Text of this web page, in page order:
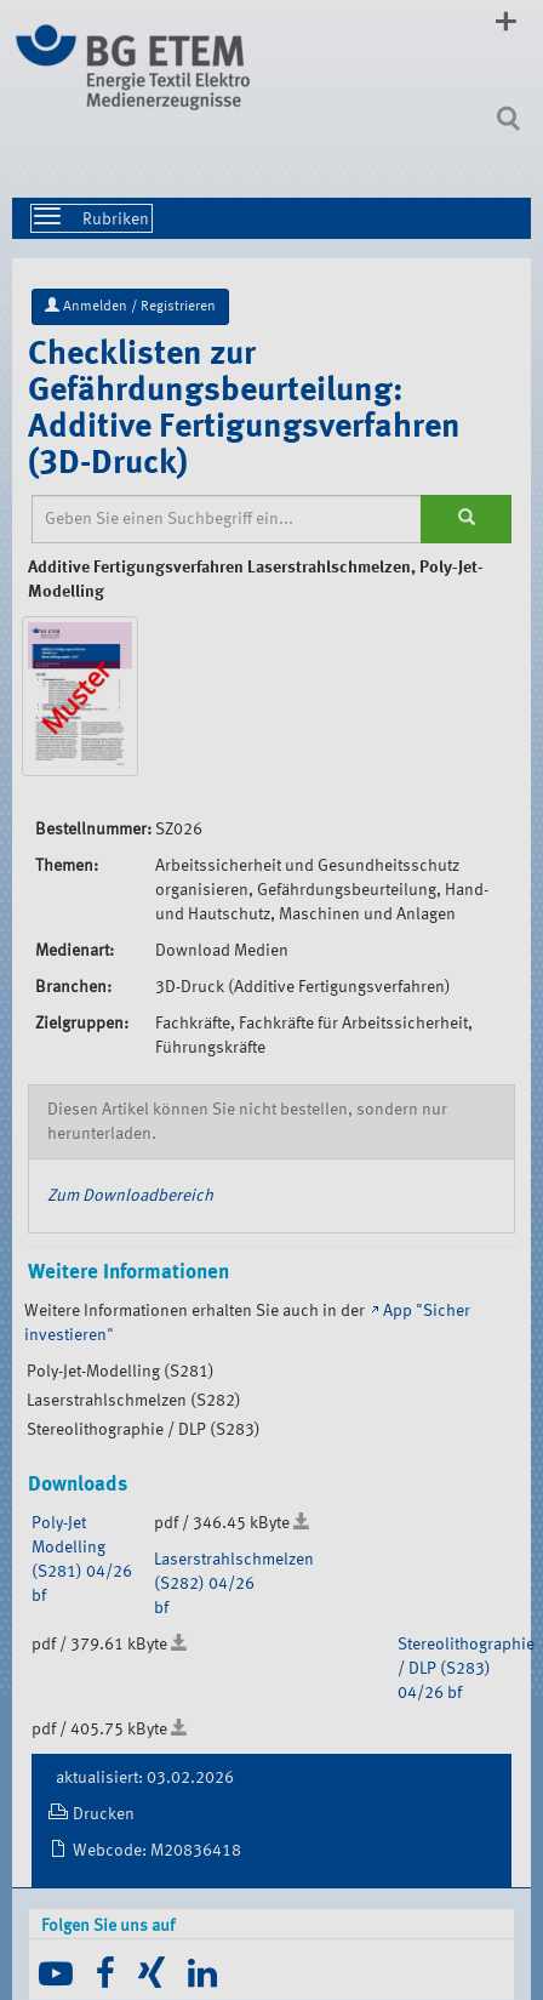
zum
Inhalt
Toggle
navigation
Anmelden / Registrieren
Checklisten zur
Gefährdungsbeurteilung:
Additive Fertigungsverfahren
(3D-Druck)
Additive Fertigungsverfahren Laserstrahlschmelzen, Poly-Jet-
Modelling
Bestellnummer: SZ026
Themen:
Arbeitssicherheit und Gesundheitsschutz
organisieren, Gefährdungsbeurteilung, Hand-
und Hautschutz, Maschinen und Anlagen
Medienart: Download Medien
Branchen: 3D-Druck (Additive Fertigungsverfahren)
Zielgruppen:
Fachkräfte, Fachkräfte für Arbeitssicherheit,
Führungskräfte
Diesen Artikel können Sie nicht bestellen, sondern nur
herunterladen.
Zum Downloadbereich
Weitere Informationen
Weitere Informationen erhalten Sie auch in der
App "Sicher
investieren"
Poly-Jet-Modelling (S281)
Laserstrahlschmelzen (S282)
Stereolithographie / DLP (S283)
Downloads
Poly-Jet
Modelling
(S281) 04/26
bf
pdf / 346.45 kByte
Laserstrahlschmelzen
(S282) 04/26
bf
pdf / 379.61 kByte
Stereolithographie
/ DLP (S283)
04/26 bf
pdf / 405.75 kByte
Document
aktualisiert: 03.02.2026
Drucken
Webcode: M20836418
Folgen Sie uns auf